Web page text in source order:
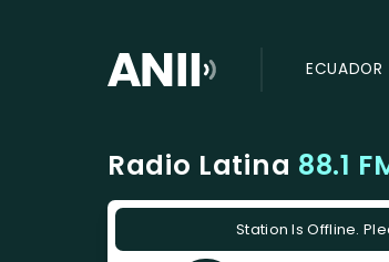
ECUADOR
Radio Latina 88.1
Station Is Offline.